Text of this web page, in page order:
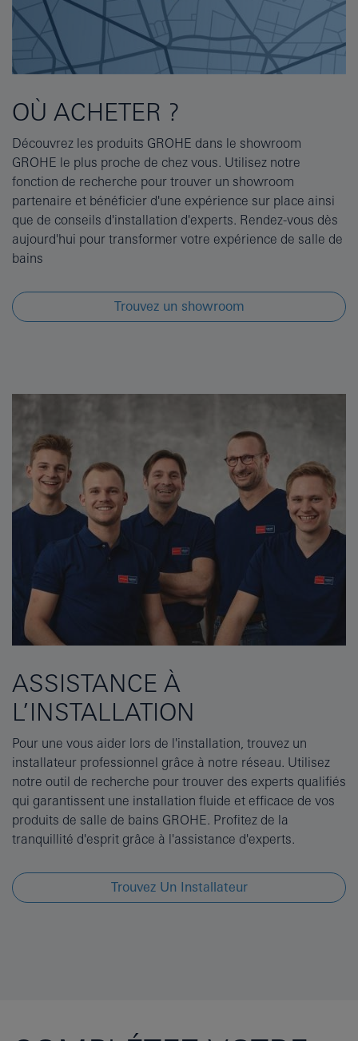
OÙ ACHETER ?
Découvrez les produits GROHE dans le showroom
GROHE le plus proche de chez vous. Utilisez notre
fonction de recherche pour trouver un showroom
partenaire et bénéficier d'une expérience sur place ainsi
que de conseils d'installation d'experts. Rendez-vous dès
aujourd'hui pour transformer votre expérience de salle de
bains
Trouvez un showroom
ASSISTANCE À
L’INSTALLATION
Pour une vous aider lors de l'installation, trouvez un
installateur professionnel grâce à notre réseau. Utilisez
notre outil de recherche pour trouver des experts qualifiés
qui garantissent une installation fluide et efficace de vos
produits de salle de bains GROHE. Profitez de la
tranquillité d'esprit grâce à l'assistance d'experts.
Trouvez Un Installateur